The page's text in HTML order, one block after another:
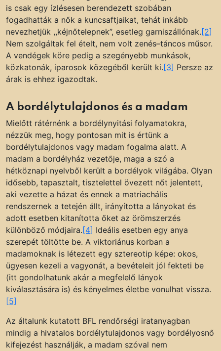
is csak egy ízlésesen berendezett szobában
fogadhatták a nők a kuncsaftjaikat, tehát inkább
nevezhetjük ,,kéjnőtelepnek”, esetleg garniszállónak. [2]
Nem szolgáltak fel ételt, nem volt zenés–táncos műsor.
A vendégek köre pedig a szegényebb munkások,
közkatonák, iparosok közegéből került ki. [3] Persze az
árak is ehhez igazodtak.
A bordélytulajdonos és a madam
Mielőtt rátérnénk a bordélynyitási folyamatokra,
nézzük meg, hogy pontosan mit is értünk a
bordélytulajdonos vagy madam fogalma alatt. A
madam a bordélyház vezetője, maga a szó a
hétköznapi nyelvből került a bordélyok világába. Olyan
idősebb, tapasztalt, tisztelettel övezett nőt jelentett,
aki vezette a házat és ennek a matriachális
rendszernek a tetején állt, irányította a lányokat és
adott esetben kitanította őket az örömszerzés
különböző módjaira. [4] Ideális esetben egy anya
szerepét töltötte be. A viktoriánus korban a
madamoknak is létezett egy sztereotip képe: okos,
ügyesen kezeli a vagyonát, a bevételeit jól fekteti be
(itt gondolhatunk akár a megfelelő lányok
kiválasztására is) és kényelmes életbe vonulhat vissza.
[5]
Az általunk kutatott BFL rendőrségi iratanyagban
mindig a hivatalos bordélytulajdonos vagy bordélyosnő
kifejezést használják, a madam szóval nem